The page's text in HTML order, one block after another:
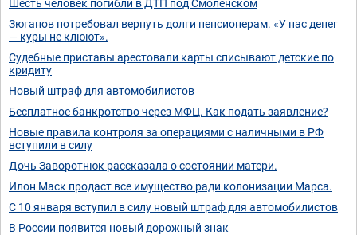
Шесть человек погибли в ДТП под Смоленском
Зюганов потребовал вернуть долги пенсионерам. «У нас денег
— куры не клюют».
Судебные приставы арестовали карты списывают детские по
кридиту
Новый штраф для автомобилистов
Бесплатное банкротство через МФЦ. Как подать заявление?
Новые правила контроля за операциями с наличными в РФ
вступили в силу
Дочь Заворотнюк рассказала о состоянии матери.
Илон Маск продаст все имущество ради колонизации Марса.
С 10 января вступил в силу новый штраф для автомобилистов
В России появится новый дорожный знак